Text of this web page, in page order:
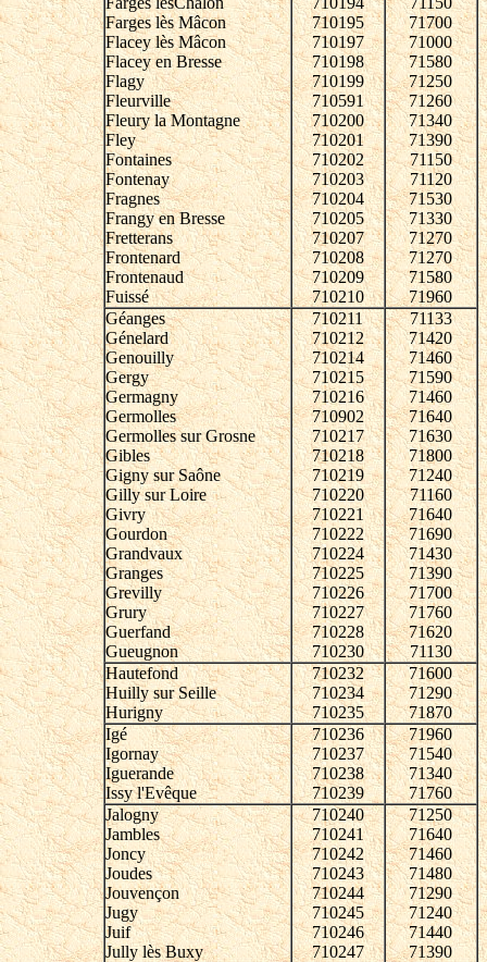
Farges lès Mâcon
Flacey lès Mâcon
Flacey en Bresse
Flagy
Fleurville
Fleury la Montagne
Fley
Fontaines
Fontenay
Fragnes
Frangy en Bresse
Fretterans
Frontenard
Frontenaud
Fuissé
710195
710197
710198
710199
710591
710200
710201
710202
710203
710204
710205
710207
710208
710209
710210
71700
71000
71580
71250
71260
71340
71390
71150
71120
71530
71330
71270
71270
71580
71960
Géanges
Génelard
Genouilly
Gergy
Germagny
Germolles
Germolles sur Grosne
Gibles
Gigny sur Saône
Gilly sur Loire
Givry
Gourdon
Grandvaux
Granges
Grevilly
Grury
Guerfand
Gueugnon
710211
710212
710214
710215
710216
710902
710217
710218
710219
710220
710221
710222
710224
710225
710226
710227
710228
710230
71133
71420
71460
71590
71460
71640
71630
71800
71240
71160
71640
71690
71430
71390
71700
71760
71620
71130
Hautefond
Huilly sur Seille
Hurigny
710232
710234
710235
71600
71290
71870
Igé
Igornay
Iguerande
Issy l'Evêque
710236
710237
710238
710239
71960
71540
71340
71760
Jalogny
Jambles
Joncy
Joudes
Jouvençon
Jugy
Juif
Jully lès Buxy
710240
710241
710242
710243
710244
710245
710246
710247
71250
71640
71460
71480
71290
71240
71440
71390